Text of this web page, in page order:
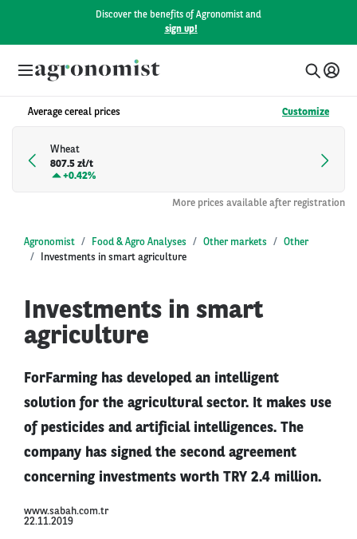
Discover the benefits of Agronomist and
sign up!
Average cereal prices Customize
Wheat
807.5 zł/t
+0.42%
More prices available after registration
Agronomist Food & Agro Analyses Other markets
Other
Investments in smart agriculture
Investments in smart
agriculture
ForFarming has developed an intelligent
solution for the agricultural sector. It makes use
of pesticides and artificial intelligences. The
company has signed the second agreement
concerning investments worth TRY 2.4 million.
www.sabah.com.tr
22.11.2019